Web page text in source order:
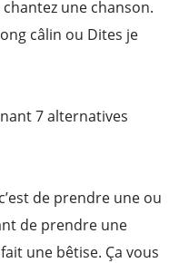
une chanson.
câlin ou Dites je
7 alternatives
de prendre une ou
de prendre une
une bêtise. Ça vous